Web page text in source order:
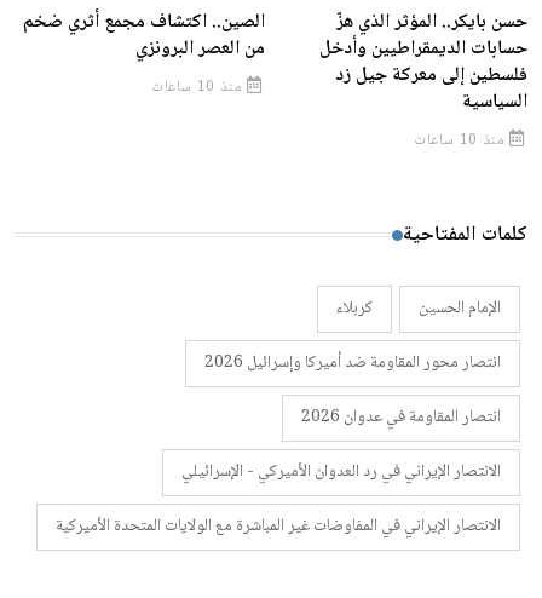
حسن بايكر.. المؤثر الذي هزّ
حسابات الديمقراطيين وأدخل
فلسطين إلى معركة جيل زد
السياسية
منذ 10 ساعات
الصين.. اكتشاف مجمع أثري ضخم
من العصر البرونزي
منذ 10 ساعات
كلمات المفتاحية
الإمام الحسين
كربلاء
انتصار محور المقاومة ضد أميركا وإسرائيل 2026
انتصار المقاومة في عدوان 2026
الانتصار الإيراني في رد العدوان الأميركي - الإسرائيلي
الانتصار الإيراني في المفاوضات غير المباشرة مع الولايات المتحدة الأميركية